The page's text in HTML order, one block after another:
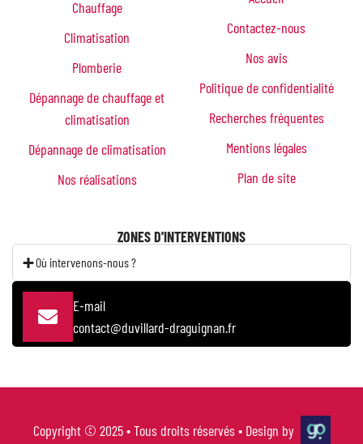
Contactez-nous
Nos avis
Politique de confidentialité
Recherches fréquentes
Mentions légales
Plan de site
Chauffage
Climatisation
Plomberie
Dépannage de chauffage et
climatisation
Dépannage de climatisation
Nos réalisations
ZONES D'INTERVENTIONS
Où intervenons-nous ?
E-mail
contact@duvillard-draguignan.fr
Copyright © 2025 • Tous droits réservés • Design by